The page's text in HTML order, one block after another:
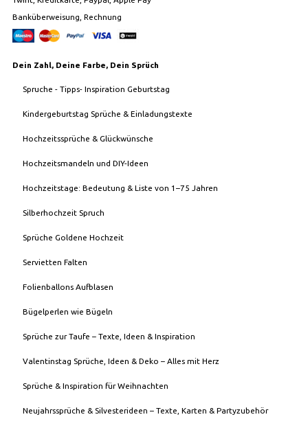
Banküberweisung, Rechnung
Dein Zahl, Deine Farbe, Dein Sprüch
Spruche - Tipps- Inspiration Geburtstag
Kindergeburtstag Sprüche & Einladungstexte
Hochzeitssprüche & Glückwünsche
Hochzeitsmandeln und DIY-Ideen
Hochzeitstage: Bedeutung & Liste von 1–75 Jahren
Silberhochzeit Spruch
Sprüche Goldene Hochzeit
Servietten Falten
Folienballons Aufblasen
Bügelperlen wie Bügeln
Sprüche zur Taufe – Texte, Ideen & Inspiration
Valentinstag Sprüche, Ideen & Deko – Alles mit Herz
Sprüche & Inspiration für Weihnachten
Neujahrssprüche & Silvesterideen – Texte, Karten & Partyzubehör